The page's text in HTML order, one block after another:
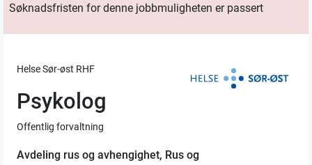
Søknadsfristen for denne jobbmuligheten er passert
Helse Sør-øst RHF
Psykolog
Offentlig forvaltning
Avdeling rus og avhengighet, Rus og